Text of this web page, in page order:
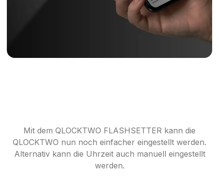
Mit dem QLOCKTWO FLASHSETTER kann die
QLOCKTWO nun noch einfacher eingestellt werden.
Alternativ kann die Uhrzeit auch manuell eingestellt
werden.